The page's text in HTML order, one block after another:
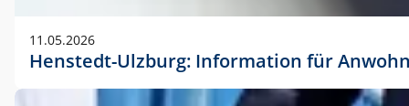
11.05.2026
Henstedt-Ulzburg: Information für